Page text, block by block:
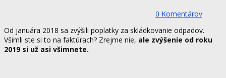
0 Komentárov
Od januára 2018 sa zvýšili poplatky za skládkovanie odpadov.
Všimli ste si to na faktúrach? Zrejme nie, ale zvýšenie od roku
2019 si už asi všimnete.